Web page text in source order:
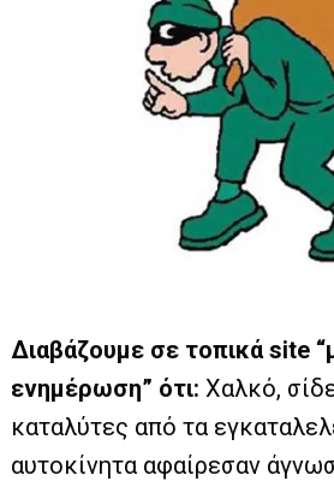
Διαβάζουμε σε τοπικά site
ενημέρωση” ότι: Χαλκό,
καταλύτες από τα
αυτοκίνητα αφαίρεσαν